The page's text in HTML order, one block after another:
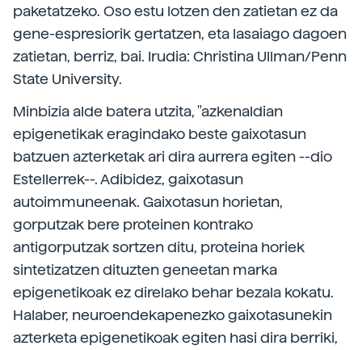
paketatzeko. Oso estu lotzen den zatietan ez da
gene-espresiorik gertatzen, eta lasaiago dagoen
zatietan, berriz, bai. Irudia: Christina Ullman/Penn
State University.
Minbizia alde batera utzita, "azkenaldian
epigenetikak eragindako beste gaixotasun
batzuen azterketak ari dira aurrera egiten --dio
Estellerrek--. Adibidez, gaixotasun
autoimmuneenak. Gaixotasun horietan,
gorputzak bere proteinen kontrako
antigorputzak sortzen ditu, proteina horiek
sintetizatzen dituzten geneetan marka
epigenetikoak ez direlako behar bezala kokatu.
Halaber, neuroendekapenezko gaixotasunekin
azterketa epigenetikoak egiten hasi dira berriki,